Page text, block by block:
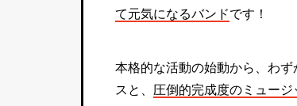
て元気になるバンドです！
本格的な活動の始動から、わ
スと、 圧倒的完成度のミュージ